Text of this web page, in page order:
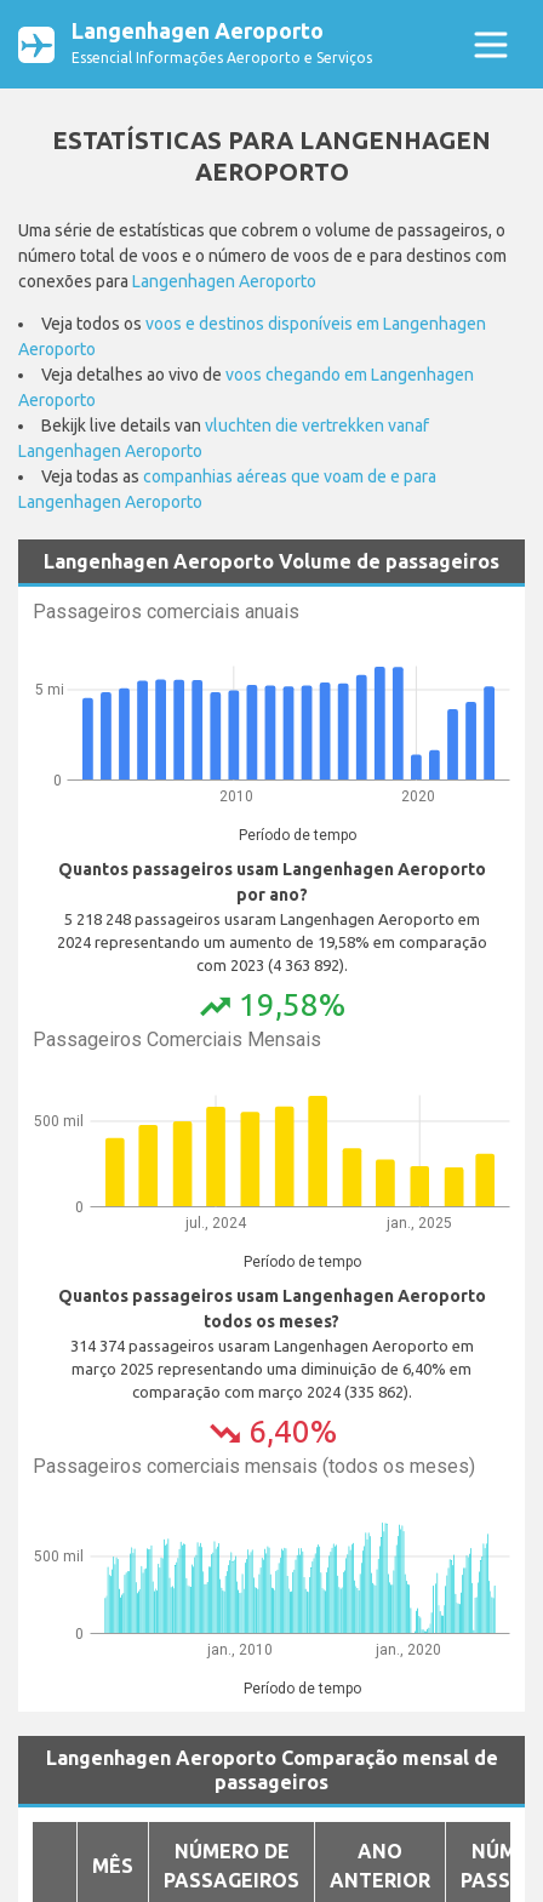
Langenhagen Aeroporto
Essencial Informações Aeroporto e Serviços
ESTATÍSTICAS PARA LANGENHAGEN
AEROPORTO
Uma série de estatísticas que cobrem o volume de passageiros, o
número total de voos e o número de voos de e para destinos com
conexões para Langenhagen Aeroporto
Veja todos os voos e destinos disponíveis em Langenhagen
Aeroporto
Veja detalhes ao vivo de voos chegando em Langenhagen
Aeroporto
Bekijk live details van vluchten die vertrekken vanaf
Langenhagen Aeroporto
Veja todas as companhias aéreas que voam de e para
Langenhagen Aeroporto
Langenhagen Aeroporto Volume de passageiros
Passageiros comerciais anuais
2010 2020
Período de tempo
0
5 mi
Quantos passageiros usam Langenhagen Aeroporto
por ano?
5 218 248 passageiros usaram Langenhagen Aeroporto em
2024 representando um aumento de 19,58% em comparação
com 2023 (4 363 892).
trending_up 19,58%
Passageiros Comerciais Mensais
jul., 2024 jan., 2025
Período de tempo
0
500 mil
Quantos passageiros usam Langenhagen Aeroporto
todos os meses?
314 374 passageiros usaram Langenhagen Aeroporto em
março 2025 representando uma diminuição de 6,40% em
comparação com março 2024 (335 862).
trending_down 6,40%
Passageiros comerciais mensais (todos os meses)
jan., 2010 jan., 2020
Período de tempo
0
500 mil
Langenhagen Aeroporto Comparação mensal de
passageiros
MÊS
NÚMERO DE
PASSAGEIROS
ANO
ANTERIOR